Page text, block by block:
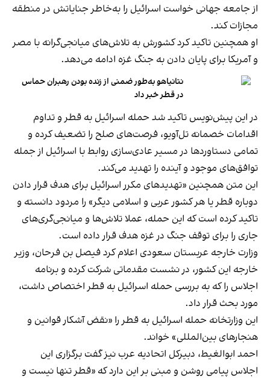
از جامعه جهانی خواست اسرائیل را به‌خاطر جنایاتش در منطقه
مجازات کند.
او همچنین تاکید کرد کشورش به تلاش‌های میانجی‌گرانه با مصر
و آمریکا برای پایان دادن به جنگ غزه ادامه می‌دهد.
نتانیاهو به‌طور ضمنی از زنده‌ بودن رهبران حماس
در قطر خبر داد
در این پیش‌نویس تاکید شد حمله اسرائیل به قطر و تداوم
اقدامات خصمانه تل‌آویو، فرصت‌های صلح را تضعیف کرده و
تمامی دستاوردها در مسیر عادی‌سازی روابط با اسرائیل از جمله
توافق‌های موجود و آینده را تهدید می‌کند.
این متن همچنین «تهدیدهای مکرر اسرائیل برای هدف قرار دادن
دوباره قطر یا هر کشور عربی و اسلامی دیگر» را مردود دانسته و
تاکید کرده است که این حمله، عملا تلاش‌ها و میانجی‌گری‌های
جاری را برای توقف جنگ در غزه هدف قرار داده است.
وزارت خارجه عربستان سعودی اعلام کرد فیصل بن فرحان، وزیر
خارجه این کشور، در نشست مقدماتی شرکت کرده و برنامه
اجلاس را که به بررسی حمله اسرائیل به قطر اختصاص داشت،
مورد بحث قرار داد.
این وزارتخانه حمله اسرائیل به قطر را «نقض آشکار قوانین و
هنجارهای بین‌المللی» خواند.
احمد ابوالغیط، دبیرکل اتحادیه عرب نیز گفت برگزاری این
اجلاس پیامی روشن و مبنی بر این دارد که «قطر تنها نیست و